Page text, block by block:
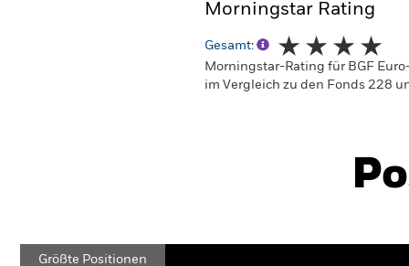
Morningstar Rating
Gesamt:
Morningstar-Rating für BGF
im Vergleich zu den Fonds 228
Größte Positionen